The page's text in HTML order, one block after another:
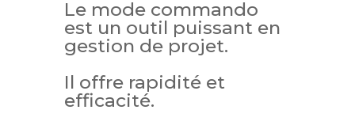
Le mode commando
est un outil puissant en
gestion de projet.
Il offre rapidité et
efficacité.